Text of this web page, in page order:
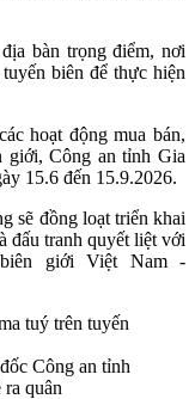
bàn trọng điểm, nơi
biên để thực hiện
hoạt động mua bán,
giới, Công an tỉnh Gia
15.6 đến 15.9.2026.
sẽ đồng loạt triển khai
đấu tranh quyết liệt với
giới Việt Nam -
Công an tỉnh
quân